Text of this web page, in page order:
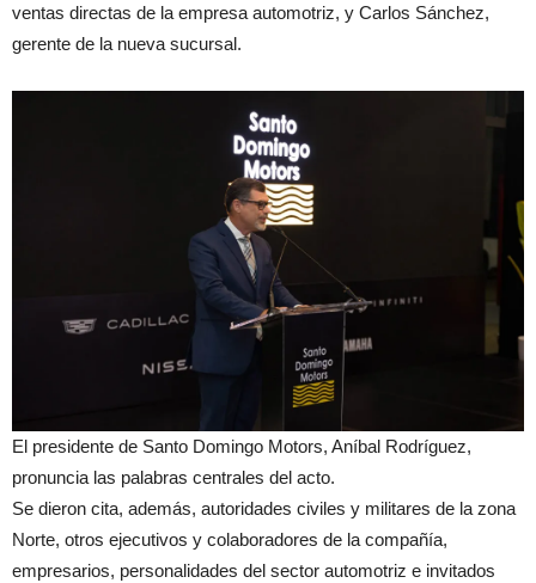
ventas directas de la empresa automotriz, y Carlos Sánchez,
gerente de la nueva sucursal.
El presidente de Santo Domingo Motors, Aníbal Rodríguez,
pronuncia las palabras centrales del acto.
Se dieron cita, además, autoridades civiles y militares de la zona
Norte, otros ejecutivos y colaboradores de la compañía,
empresarios, personalidades del sector automotriz e invitados